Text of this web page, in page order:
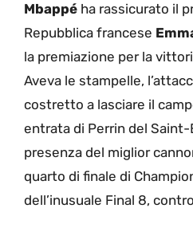
Mbappé ha rassicurato il
Repubblica francese
la premiazione per la
Aveva le stampelle,
costretto a lasciare il
entrata di Perrin del Saint-
presenza del miglior
quarto di finale di
dell’inusuale Final 8,